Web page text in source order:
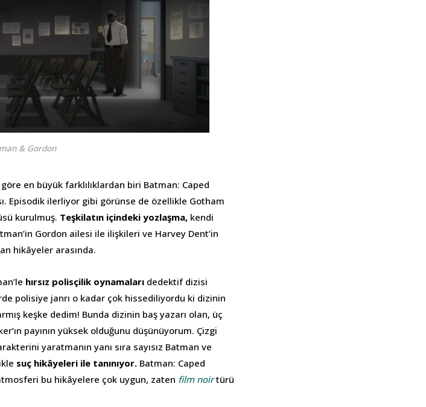
& Gordon
en büyük farklılıklardan biri Batman: Caped
Episodik ilerliyor gibi görünse de özellikle Gotham
kurulmuş. Teşkilatın içindeki yozlaşma, kendi
Gordon ailesi ile ilişkileri ve Harvey Dent’in
hikâyeler arasında.
hırsız polisçilik oynamaları dedektif dizisi
polisiye janrı o kadar çok hissediliyordu ki dizinin
keşke dedim! Bunda dizinin baş yazarı olan, üç
payının yüksek olduğunu düşünüyorum. Çizgi
yaratmanın yanı sıra sayısız Batman ve
suç hikâyeleri ile tanınıyor. Batman: Caped
atmosferi bu hikâyelere çok uygun, zaten film noirtürü